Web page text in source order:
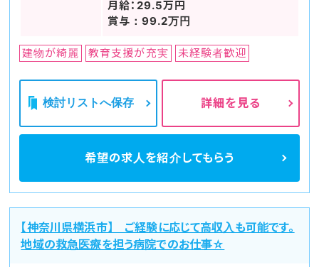
月給：29.5万円
賞与：99.2万円
建物が綺麗 教育支援が充実 未経験者歓迎
検討リストへ保存 詳細を見る
希望の求人を紹介してもらう
【神奈川県横浜市】 ご経験に応じて高収入も可能です。
地域の救急医療を担う病院でのお仕事☆